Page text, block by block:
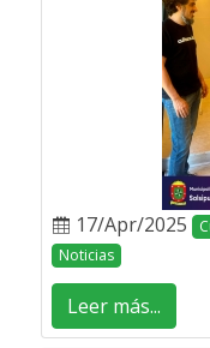
17/Apr/2025
Noticias
Leer más...